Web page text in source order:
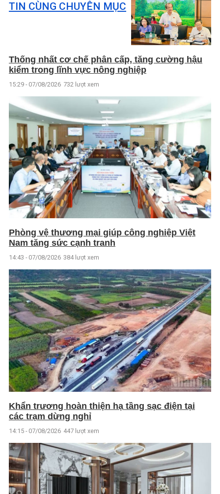
TIN CÙNG CHUYÊN MỤC
Thống nhất cơ chế phân cấp, tăng cường hậu
kiểm trong lĩnh vực nông nghiệp
15:29 - 07/08/2026 732 lượt xem
Phòng vệ thương mại giúp công nghiệp Việt
Nam tăng sức cạnh tranh
14:43 - 07/08/2026 384 lượt xem
Khẩn trương hoàn thiện hạ tầng sạc điện tại
các trạm dừng nghỉ
14:15 - 07/08/2026 447 lượt xem